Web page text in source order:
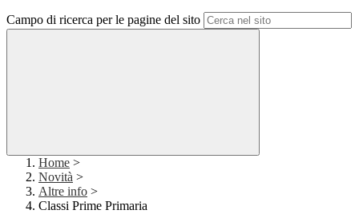
Campo di ricerca per le pagine del sito
Home >
Novità >
Altre info >
Classi Prime Primaria